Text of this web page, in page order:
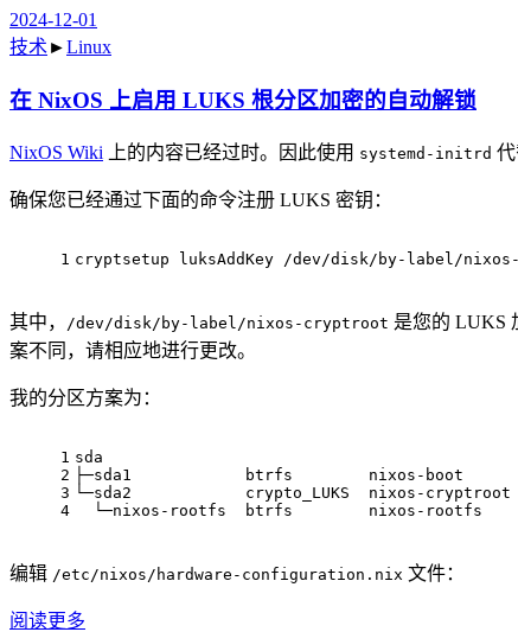
2024-12-01
技术►Linux
在 NixOS 上启用 LUKS 根分区加密的自动解锁
NixOS Wiki 上的内容已经过时。因此使用 systemd-initrd
确保您已经通过下面的命令注册 LUKS 密钥：
1 cryptsetup luksAddKey /dev/disk/by-label/
其中， /dev/disk/by-label/nixos-cryptroot 是您的 LUKS
案不同，请相应地进行更改。
我的分区方案为：
1
2
3
4
sda
├─sda1            btrfs        nixos-boot
└─sda2            crypto_LUKS  nixos-cryptroot
└─nixos-rootfs  btrfs        nixos-rootfs
编辑 /etc/nixos/hardware-configuration.nix 文件：
阅读更多